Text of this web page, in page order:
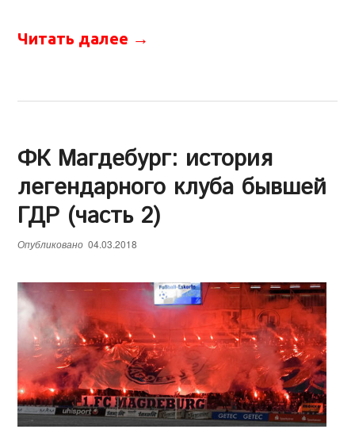
Читать далее →
ФК Магдебург: история
легендарного клуба бывшей
ГДР (часть 2)
Опубликовано 04.03.2018